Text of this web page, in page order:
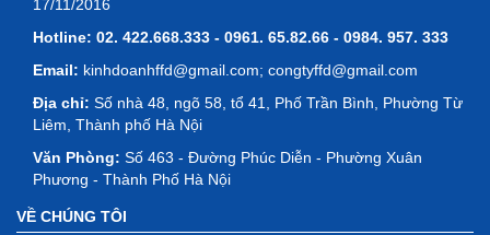
17/11/2016
Hotline: 02. 422.668.333 - 0961. 65.82.66 - 0984. 957. 333
Email: kinhdoanhffd@gmail.com; congtyffd@gmail.com
Địa chỉ: Số nhà 48, ngõ 58, tổ 41, Phố Trần Bình, Phường Từ
Liêm, Thành phố Hà Nội
Văn Phòng: Số 463 - Đường Phúc Diễn - Phường Xuân
Phương - Thành Phố Hà Nội
VỀ CHÚNG TÔI